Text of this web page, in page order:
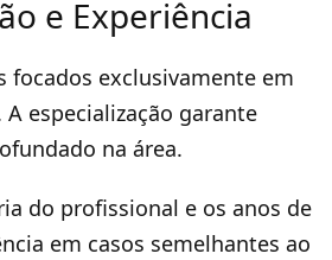
e Experiência
focados exclusivamente em
especialização garante
na área.
do profissional e os anos de
em casos semelhantes ao